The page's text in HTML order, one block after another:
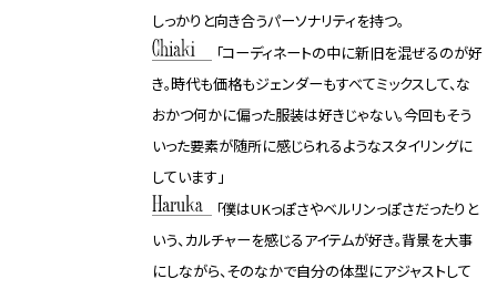
しっかりと向き合うパーソナリティを持つ。
「コーディネートの中に新旧を混ぜるのが好
き。時代も価格もジェンダーもすべてミックスして、な
おかつ何かに偏った服装は好きじゃない。今回もそう
いった要素が随所に感じられるようなスタイリングに
しています」
「僕はUKっぽさやベルリンっぽさだったりと
いう、カルチャーを感じるアイテムが好き。背景を大事
にしながら、そのなかで自分の体型にアジャストして